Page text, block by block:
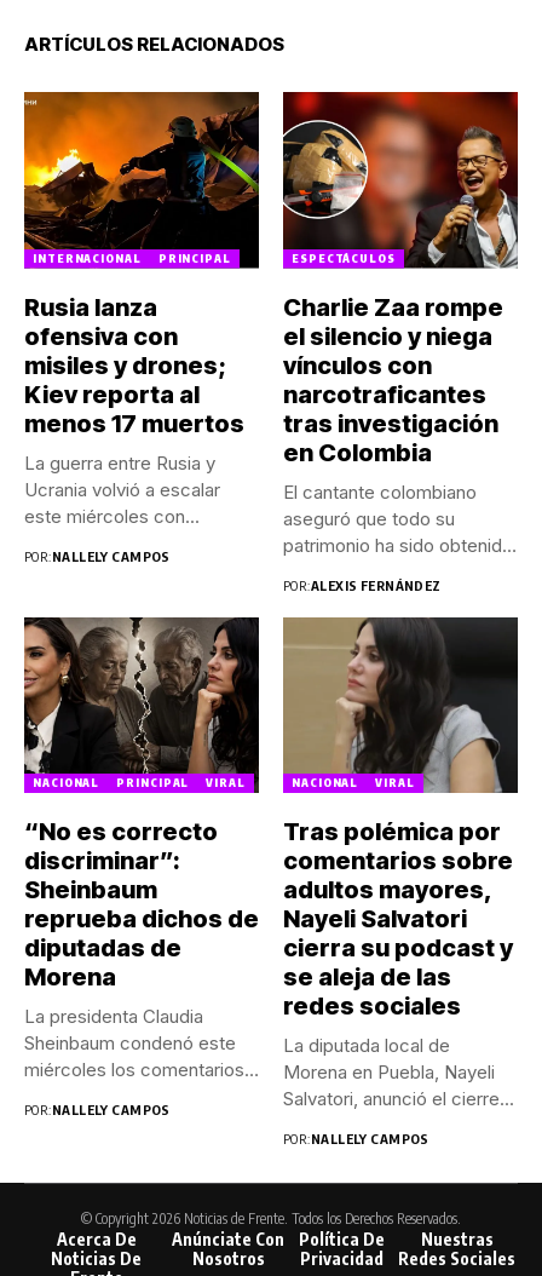
ARTÍCULOS RELACIONADOS
INTERNACIONAL PRINCIPAL
Rusia lanza
ofensiva con
misiles y drones;
Kiev reporta al
menos 17 muertos
La guerra entre Rusia y
Ucrania volvió a escalar
este miércoles con...
POR:NALLELY CAMPOS
ESPECTÁCULOS
Charlie Zaa rompe
el silencio y niega
vínculos con
narcotraficantes
tras investigación
en Colombia
El cantante colombiano
aseguró que todo su
patrimonio ha sido obtenido
POR:ALEXIS FERNÁNDEZ
NACIONAL PRINCIPAL VIRAL
“No es correcto
discriminar”:
Sheinbaum
reprueba dichos de
diputadas de
Morena
La presidenta Claudia
Sheinbaum condenó este
miércoles los comentarios
POR:NALLELY CAMPOS
NACIONAL VIRAL
Tras polémica por
comentarios sobre
adultos mayores,
Nayeli Salvatori
cierra su podcast y
se aleja de las
redes sociales
La diputada local de
Morena en Puebla, Nayeli
Salvatori, anunció el cierre...
POR:NALLELY CAMPOS
© Copyright 2026 Noticias de Frente. Todos los Derechos Reservados.
Acerca De
Noticias De
Anúnciate Con
Nosotros
Política De
Privacidad
Nuestras
Redes Sociales